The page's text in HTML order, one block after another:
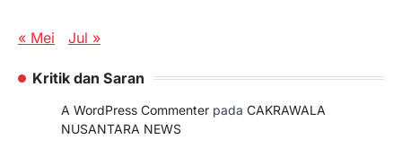
« Mei Jul »
Kritik dan Saran
A WordPress Commenter pada CAKRAWALA
NUSANTARA NEWS